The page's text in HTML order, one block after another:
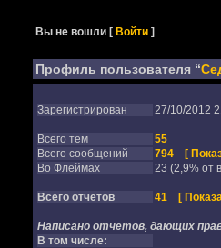
Вы не вошли [Войти ]
Профиль пользователя “
Зарегистрирован 27/10/2012
Всего тем
55
Всего сообщений
794
[
Во Флеймах
23 (2,9% от
Всего отчетов 41 [
Написано отчетов, дающих
В том числе: